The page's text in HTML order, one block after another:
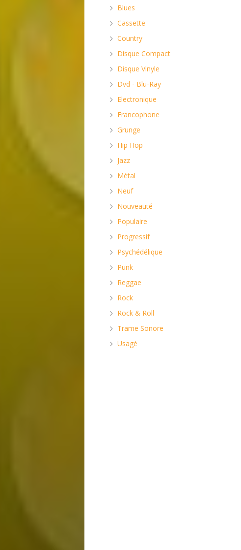
Blues
Cassette
Country
Disque Compact
Disque Vinyle
Dvd - Blu-Ray
Electronique
Francophone
Grunge
Hip Hop
Jazz
Métal
Neuf
Nouveauté
Populaire
Progressif
Psychédélique
Punk
Reggae
Rock
Rock & Roll
Trame Sonore
Usagé